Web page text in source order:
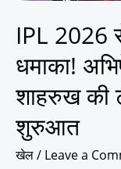
IPL 2026
धमाका!
शाहरुख की
शुरुआत
खेल/ Leave a
बने
हेड
कोच,
की
टीम
में
नई